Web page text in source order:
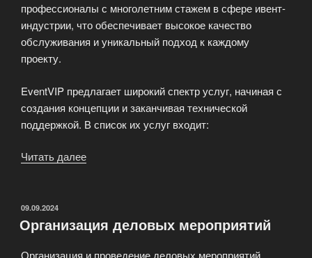
профессионалы с многолетним стажем в сфере ивент-
индустрии, что обеспечивает высокое качество
обслуживания и уникальный подход к каждому
проекту.
EventVIP предлагает широкий спектр услуг, начиная с
создания концепции и заканчивая технической
поддержкой. В список их услуг входит:
Читать далее
индивидуальный
ОПУБЛИКОВАНО
09.09.2024
Организация деловых мероприятий
Организация и проведение деловых мероприятий